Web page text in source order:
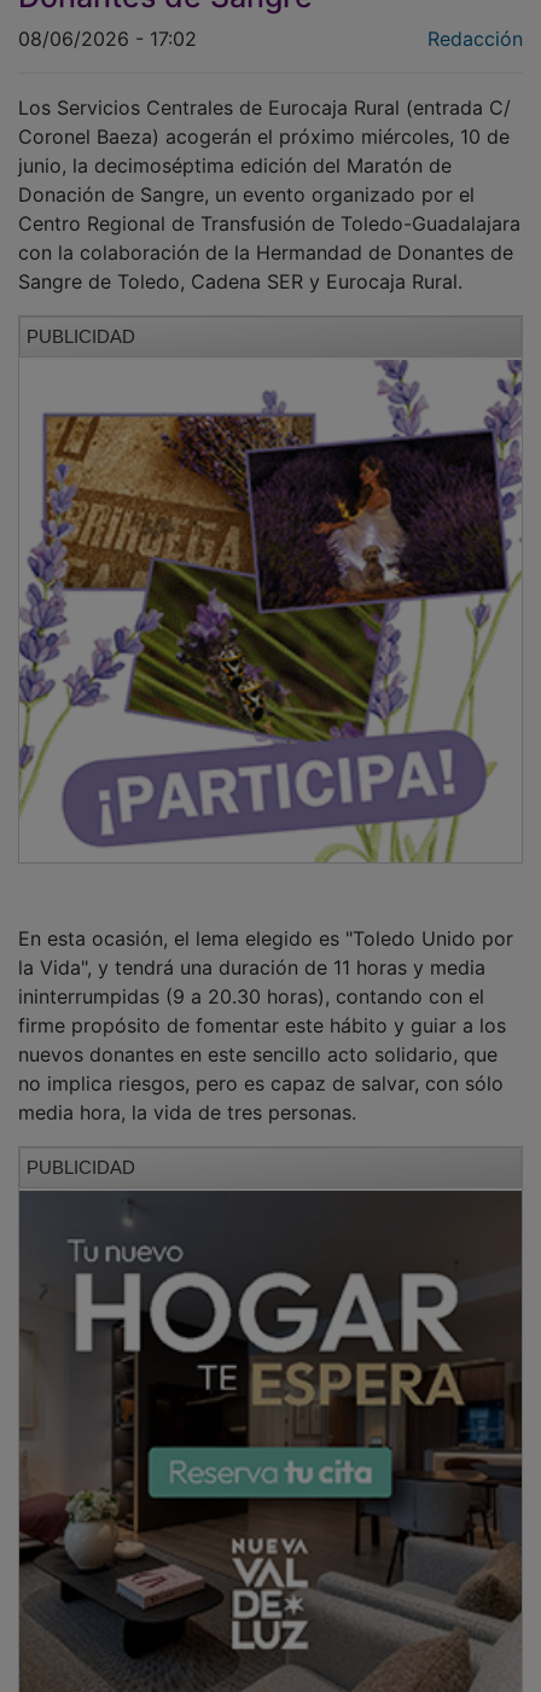
Coronel Baeza) acogerán el próximo miércoles, 10 de
junio, la decimoséptima edición del Maratón de
Donación de Sangre, un evento organizado por el
Centro Regional de Transfusión de Toledo-Guadalajara
con la colaboración de la Hermandad de Donantes de
Sangre de Toledo, Cadena SER y Eurocaja Rural.
la Vida", y tendrá una duración de 11 horas y media
ininterrumpidas (9 a 20.30 horas), contando con el
firme propósito de fomentar este hábito y guiar a los
nuevos donantes en este sencillo acto solidario, que
no implica riesgos, pero es capaz de salvar, con sólo
media hora, la vida de tres personas.
La Hermandad de Donantes de Sangre destaca la
necesidad de contar con un banco de sangre con
amplias reservas ante posibles emergencias. También
busca captar nuevos donantes entre la población más
joven, fidelizar a los tradicionales y, sobre todo,
concienciar a la sociedad en hacer de la donación un
gesto habitual. Más allá de las cifras, este maratón
busca poner rostro igualmente al milagro de la
donación. La jornada contará con el emotivo
testimonio de Sonia Magdalena Gómez Díaz, quien
compartirá una vivencia personal y familiar
profundamente ligada a la donación de sangre.
PUBLICIDAD